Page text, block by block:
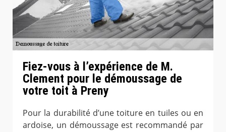
Fiez-vous à l’expérience de M.
Clement pour le démoussage de
votre toit à Preny
Pour la durabilité d’une toiture en tuiles ou en
ardoise, un démoussage est recommandé par